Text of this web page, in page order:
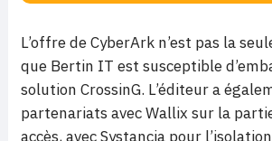
L’offre de CyberArk n’est pas la
que Bertin IT est susceptible
solution CrossinG. L’éditeur a
partenariats avec Wallix sur la
accès, avec Systancia pour